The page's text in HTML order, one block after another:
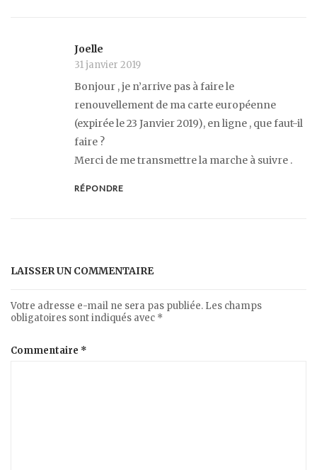
Joelle
31 janvier 2019
Bonjour , je n’arrive pas à faire le
renouvellement de ma carte européenne
(expirée le 23 Janvier 2019), en ligne , que faut-il
faire ?
Merci de me transmettre la marche à suivre .
RÉPONDRE
LAISSER UN COMMENTAIRE
Votre adresse e-mail ne sera pas publiée. Les champs
obligatoires sont indiqués avec *
Commentaire *